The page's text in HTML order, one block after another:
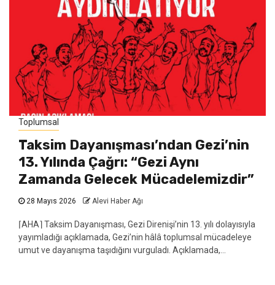
Toplumsal
Taksim Dayanışması’ndan Gezi’nin
13. Yılında Çağrı: “Gezi Aynı
Zamanda Gelecek Mücadelemizdir”
28 Mayıs 2026 Alevi Haber Ağı
⌈AHA⌉ Taksim Dayanışması, Gezi Direnişi’nin 13. yılı dolayısıyla
yayımladığı açıklamada, Gezi’nin hâlâ toplumsal mücadeleye
umut ve dayanışma taşıdığını vurguladı. Açıklamada,...